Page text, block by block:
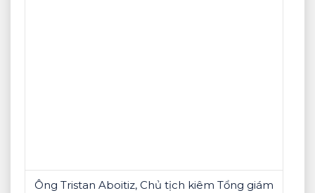
Ông Tristan Aboitiz, Chủ tịch kiêm Tổng giám